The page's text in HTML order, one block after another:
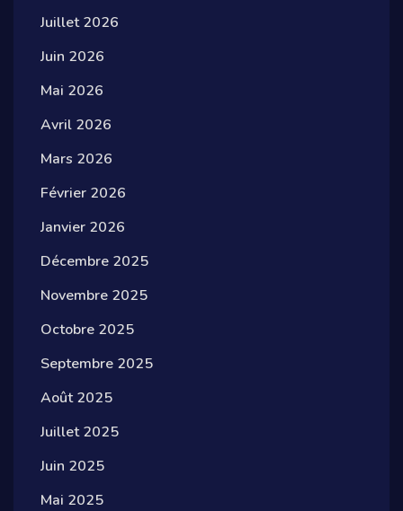
Juillet 2026
Juin 2026
Mai 2026
Avril 2026
Mars 2026
Février 2026
Janvier 2026
Décembre 2025
Novembre 2025
Octobre 2025
Septembre 2025
Août 2025
Juillet 2025
Juin 2025
Mai 2025